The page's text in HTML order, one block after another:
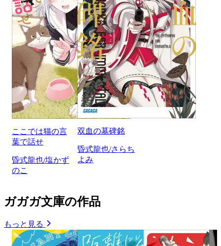
ここでは猫の言
葉で話せ
昏式龍也/塩かず
のこ
双血の墓碑銘
昏式龍也/さらち
よみ
ガガガ文庫の作品
もっと見る